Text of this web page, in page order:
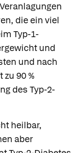
die ein viel
Typ-1-
und
und nach
90 %
des Typ-2-
heilbar,
aber